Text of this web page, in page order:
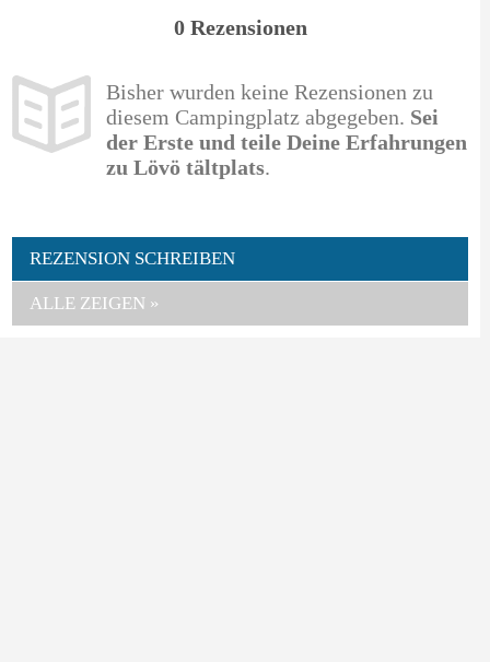
0 Rezensionen
Bisher wurden keine Rezensionen zu
diesem Campingplatz abgegeben. Sei
der Erste und teile Deine Erfahrungen
zu Lövö tältplats.
REZENSION SCHREIBEN
ALLE ZEIGEN »